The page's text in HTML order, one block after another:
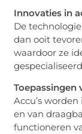
Innovaties in
De
dan ooit
waardoor ze
Toepassingen
Accu’s
en van
functioneren